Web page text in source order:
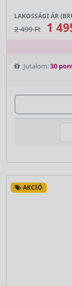
LAKOSSÁGI ÁR
2 499 Ft 1
Jutalom:30
AKCIÓ